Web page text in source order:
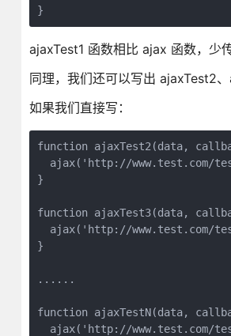
ajaxTest1 函数相比 ajax 函数，少
同理，我们还可以写出 ajaxTest2
如果我们直接写：
function ajaxTest2(data,
ajax('http://www.test.com/
}
function ajaxTest3(data,
ajax('http://www.test.com/
}
......
function ajaxTestN(data,
ajax('http://www.test.com/